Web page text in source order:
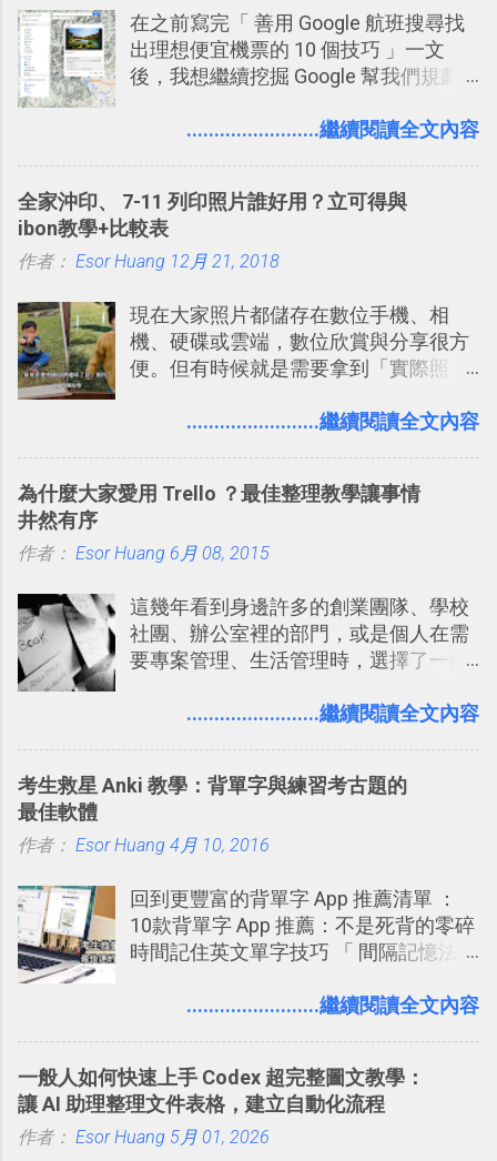
聊天打屁、傳送有趣影音圖文的功能。
2. 「 有效率 」：但是 Slack 的頻道、群
組機制讓茶水間的聊天，不會干擾工作
事可以從聊天中記錄重點。 3. 「 有彈性
的軟體則讓同事可以在任何地方和公司
保持聯繫。 如果你需要中文版的同類平
台，可以參考： JANDI 高效率團隊通訊
戶 。 2017/3 新增 ： Sortd for Slack：
改造 Slack 討論串介面變成專案任務排
程看板
在之前寫完「 善用 Google 航班搜尋找
出理想便宜機票的 10 個技巧 」一文
後，我想繼續挖掘 Google 幫我們規劃
入的來聊聊 Google 的「我的地圖」服
線，對商務需求來說可以打造出一張一
張資料地圖（例如我之前在製作一本新
書時建立的「 台灣推薦空拍地點地圖
規劃自助旅行路線！ Google 「我的地
圖」在規劃自助旅行路線時可以解決許
多問題： 國外地點名稱地址常常難懂，
稱。 在規劃路線之外，自訂地圖還能補
時帶來好心情，二方面事後就是最好的
享合作，讓彼此都能在手機上查看這次
........................繼續閱讀全文內容
全家沖印、 7-11 列印照片誰好用？立可得與
ibon教學+比較表
作者： Esor Huang 12月 21, 2018
現在大家照片都儲存在數位手機、相
機、硬碟或雲端，數位欣賞與分享很方
便。但有時候就是需要拿到「實際照
要製作家庭相框 用照片來當小禮物 把照
片？而且最好能不花時間、立即拿到、
（或是沒有好的印表機），又不想跑照
提供了印照片的服務 ，而且價格不貴，
可以立即拿到，操作流程也十分簡單。
之前我在電腦玩物分享過：「 不需買印
方便教學 」。這篇文章則從印照片出
........................繼續閱讀全文內容
為什麼大家愛用 Trello ？最佳整理教學讓事情
井然有序
作者： Esor Huang 6月 08, 2015
這幾年看到身邊許多的創業團隊、學校
社團、辦公室裡的部門，或是個人在需
要專案管理、生活管理時，選擇了一個
一個什麼樣的管理工具，讓這麼多人都
念」的管理教學文章： 把 Evernote 當
Google Drive 變身 Trello ！幫雲端硬碟
著 Trello ，卻還沒有在電腦玩物上寫過
一篇完整的介紹！雖然錯過了幾年前第
一時間推薦 Trello 的時機，但在這段時
澱自己的使用方法，歸納出「 為什麼值
學。 2015/6/13 新增： 免費專案管理軟
體推薦！困難計畫簡單管理 13 種工具
2016 年新增 ： 如何將 Trello 切換到繁
........................繼續閱讀全文內容
考生救星 Anki 教學：背單字與練習考古題的
最佳軟體
作者： Esor Huang 4月 10, 2016
回到更豐富的背單字 App 推薦清單 ：
10款背單字 App 推薦：不是死背的零碎
時間記住英文單字技巧 「 間隔記憶法
短期記憶變成長期記憶。 舉例來說我今
強；然後下次快要忘記可能變成相隔一
個禮拜，這時再次複習，就能把記憶強
化，讓記憶延長到可能半個月；那時候
........................繼續閱讀全文內容
一般人如何快速上手 Codex 超完整圖文教學：
讓 AI 助理整理文件表格，建立自動化流程
作者： Esor Huang 5月 01, 2026